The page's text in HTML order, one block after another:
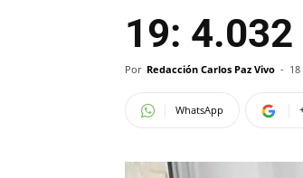
19: 4.032
Por Redacción Carlos Paz Vivo -
WhatsApp